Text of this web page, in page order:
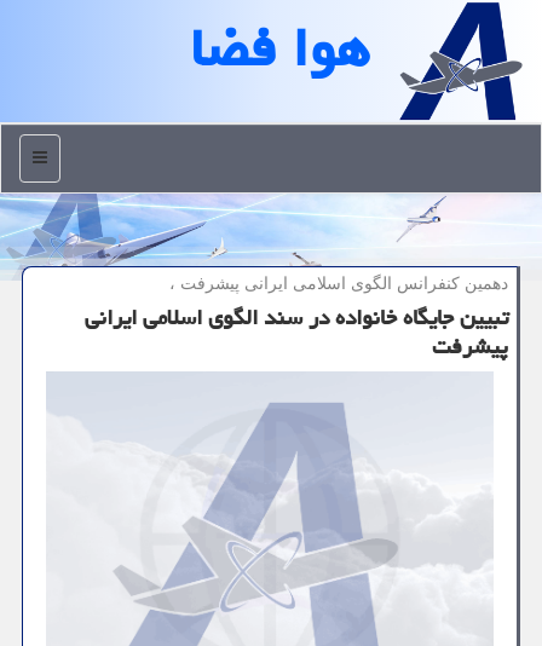
هوا فضا
منو
دهمین كنفرانس الگوی اسلامی ایرانی پیشرفت ،
تبیین جایگاه خانواده در سند الگوی اسلامی ایرانی
پیشرفت